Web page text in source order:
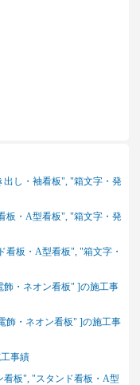
し・袖看板", "箱文字・発
板・A型看板", "箱文字・発
板・A型看板", "箱文字・
・ネオン看板" ]の施工事
・ネオン看板" ]の施工事
事績
看板", "スタンド看板・A型